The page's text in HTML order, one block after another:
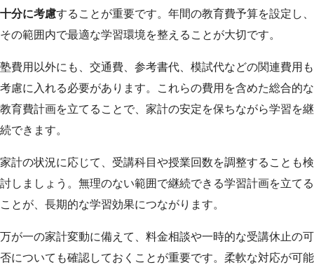
十分に考慮することが重要です。年間の教育費予算を設定し、
その範囲内で最適な学習環境を整えることが大切です。
塾費用以外にも、交通費、参考書代、模試代などの関連費用も
考慮に入れる必要があります。これらの費用を含めた総合的な
教育費計画を立てることで、家計の安定を保ちながら学習を継
続できます。
家計の状況に応じて、受講科目や授業回数を調整することも検
討しましょう。無理のない範囲で継続できる学習計画を立てる
ことが、長期的な学習効果につながります。
万が一の家計変動に備えて、料金相談や一時的な受講休止の可
否についても確認しておくことが重要です。柔軟な対応が可能